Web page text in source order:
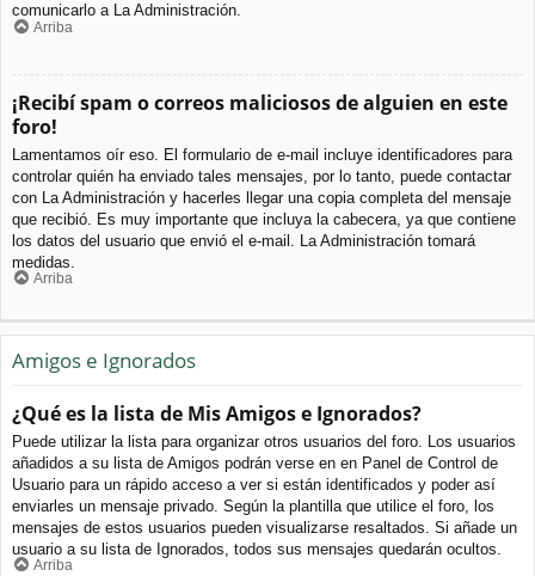
comunicarlo a La Administración.
Arriba
¡Recibí spam o correos maliciosos de alguien en este
foro!
Lamentamos oír eso. El formulario de e-mail incluye identificadores para
controlar quién ha enviado tales mensajes, por lo tanto, puede contactar
con La Administración y hacerles llegar una copia completa del mensaje
que recibió. Es muy importante que incluya la cabecera, ya que contiene
los datos del usuario que envió el e-mail. La Administración tomará
medidas.
Arriba
Amigos e Ignorados
¿Qué es la lista de Mis Amigos e Ignorados?
Puede utilizar la lista para organizar otros usuarios del foro. Los usuarios
añadidos a su lista de Amigos podrán verse en en Panel de Control de
Usuario para un rápido acceso a ver si están identificados y poder así
enviarles un mensaje privado. Según la plantilla que utilice el foro, los
mensajes de estos usuarios pueden visualizarse resaltados. Si añade un
usuario a su lista de Ignorados, todos sus mensajes quedarán ocultos.
Arriba